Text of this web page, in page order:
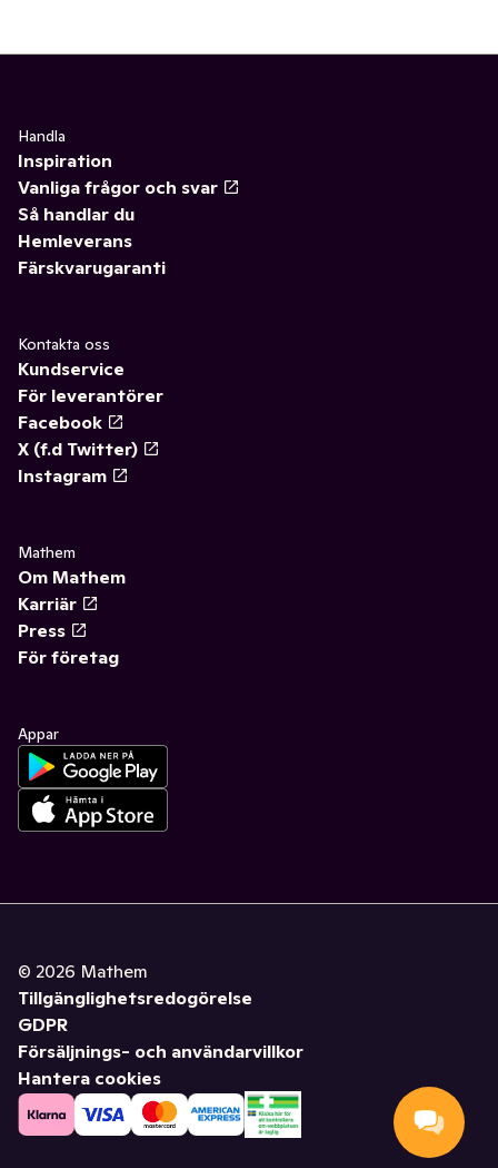
Handla
Inspiration
Vanliga frågor och svar
Så handlar du
Hemleverans
Färskvarugaranti
Kontakta oss
Kundservice
För leverantörer
Facebook
X (f.d Twitter)
Instagram
Mathem
Om Mathem
Karriär
Press
För företag
Appar
© 2026 Mathem
Tillgänglighetsredogörelse
GDPR
Försäljnings- och användarvillkor
Hantera cookies